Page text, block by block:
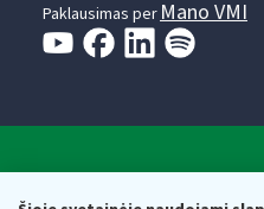
Paklausimas per Mano VMI